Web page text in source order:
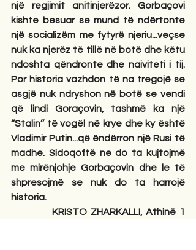
një regjimit anitinjerëzor. Gorbaçovi
kishte besuar se mund të ndërtonte
një socializëm me fytyrë njeriu...veçse
nuk ka njerëz të tillë në botë dhe këtu
ndoshta qëndronte dhe naiviteti i tij.
Por historia vazhdon të na tregojë se
asgjë nuk ndryshon në botë se vendi
që lindi Goraçovin, tashmë ka një
‘’Stalin’’ të vogël në krye dhe ky është
Vladimir Putin...që ëndërron një Rusi të
madhe. Sidoqoftë ne do ta kujtojmë
me mirënjohje Gorbaçovin dhe le të
shpresojmë se nuk do ta harrojë
historia.